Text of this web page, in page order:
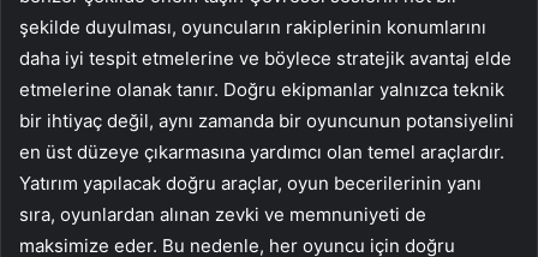
şekilde duyulması, oyuncuların rakiplerinin konumlarını
daha iyi tespit etmelerine ve böylece stratejik avantaj elde
etmelerine olanak tanır. Doğru ekipmanlar yalnızca teknik
bir ihtiyaç değil, aynı zamanda bir oyuncunun potansiyelini
en üst düzeye çıkarmasına yardımcı olan temel araçlardır.
Yatırım yapılacak doğru araçlar, oyun becerilerinin yanı
sıra, oyunlardan alınan zevki ve memnuniyeti de
maksimize eder. Bu nedenle, her oyuncu için doğru